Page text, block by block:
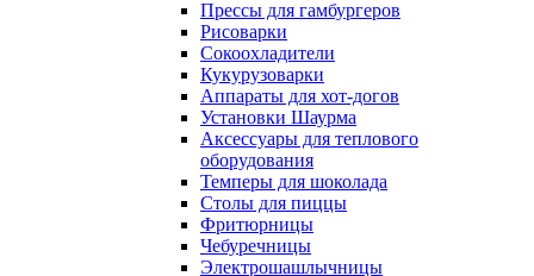
Прессы для гамбургеров
Рисоварки
Сокоохладители
Кукурузоварки
Аппараты для хот-догов
Установки Шаурма
Аксессуары для теплового
оборудования
Темперы для шоколада
Столы для пиццы
Фритюрницы
Чебуречницы
Электрошашлычницы